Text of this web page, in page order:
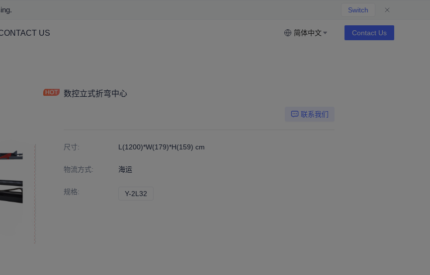
Switch
US 简体中文 Contact Us
数控立式折弯中心
联系我们
尺寸: L(1200)*W(179)*H(159) cm
物流方式: 海运
规格: Y-2L32